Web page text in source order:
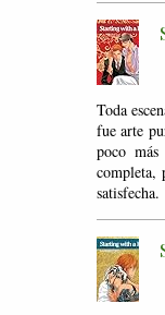
Toda
fue arte
poco
completa,
satisfecha.